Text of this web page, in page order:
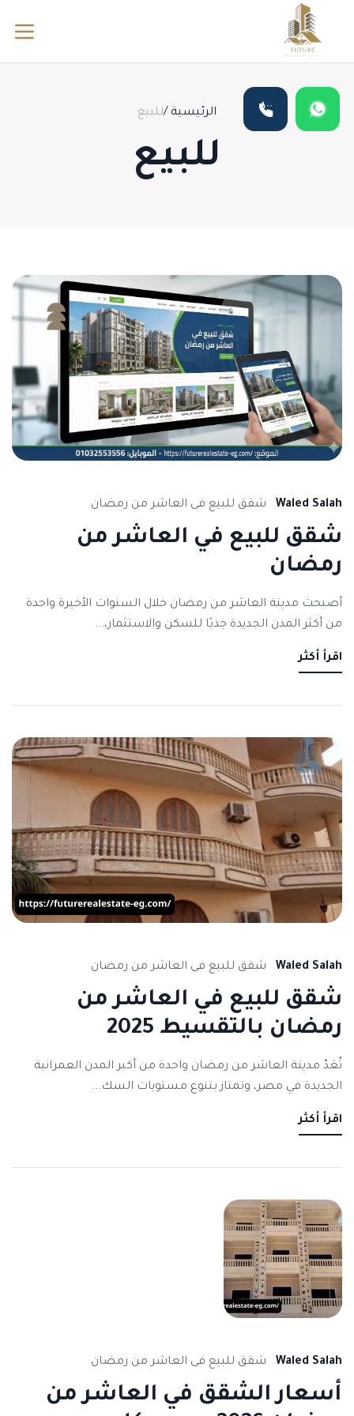
الرئيسية /للبيع
للبيع
Waled Salah شقق للبيع فى العاشر من رمضان
شقق للبيع في العاشر من
رمضان
أصبحت مدينة العاشر من رمضان خلال السنوات الأخيرة واحدة
من أكثر المدن الجديدة جذبًا للسكن والاستثمار،...
اقرأ أكثر
Waled Salah شقق للبيع فى العاشر من رمضان
شقق للبيع في العاشر من
رمضان بالتقسيط 2025
تُعَدّ مدينة العاشر من رمضان واحدة من أكبر المدن العمرانية
الجديدة في مصر، وتمتاز بتنوع مستويات السك...
اقرأ أكثر
Waled Salah شقق للبيع فى العاشر من رمضان
أسعار الشقق في العاشر من